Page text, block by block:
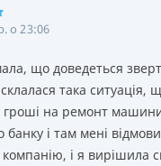
о 23:06
що доведеться
така ситуація,
гроші на ремонт
банку і там мені
і я вирішила